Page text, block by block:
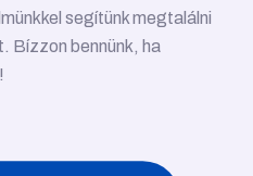
segítünk megtalálni
Bízzon bennünk, ha